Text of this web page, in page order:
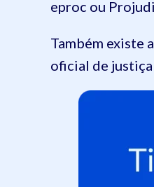
eproc ou
Também existe a
oficial de